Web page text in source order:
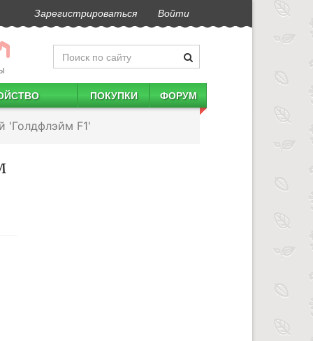
Зарегистрироваться Войти
ПОКУПКИ ФОРУМ
'Голдфлэйм F1'